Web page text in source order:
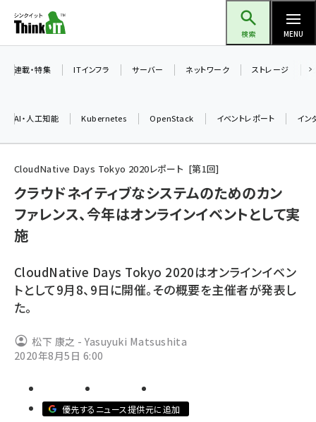
ン
ツ
検索 MENU
加藤銘のチーム貢献～仲間と築いた勝利の絆～ (2297)
iot女子会 (2248)
drupal (1929)
genai (1468)
ai crunch (1340)
連載・特集 ITインフラ サーバー ネットワーク ストレージ
AI・人工知能 Kubernetes OpenStack イベントレポート イン
CloudNative Days Tokyo 2020レポート 第1回
クラウドネイティブなシステムのためのカン
ファレンス、今年はオンラインイベントとして実
施
CloudNative Days Tokyo 2020はオンラインイベン
トとして9月8、9日に開催。その概要を主催者が発表し
た。
松下 康之 - Yasuyuki Matsushita
2020年8月5日 6:00
優先するニュース提供元に追加